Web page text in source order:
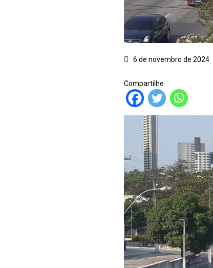
6 de novembro de 2024
Compartilhe